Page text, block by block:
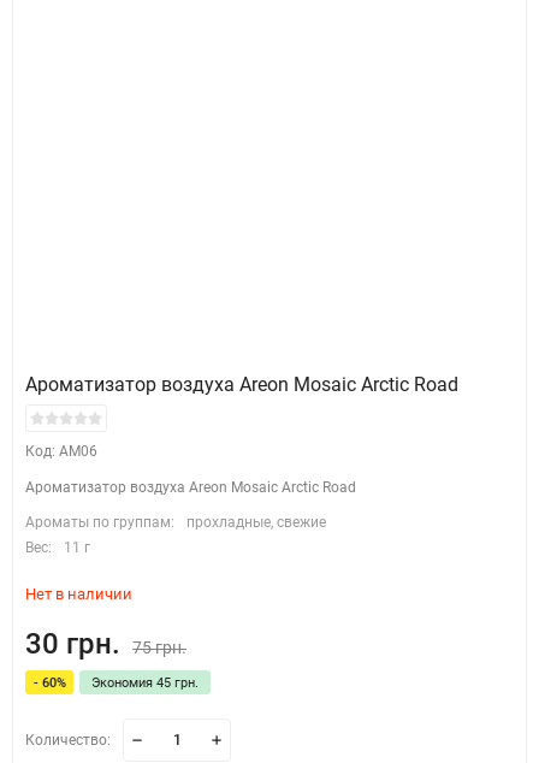
Ароматизатор воздуха Areon Mosaic Arctic Road
Код: AM06
Ароматизатор воздуха Areon Mosaic Arctic Road
Ароматы по группам:
прохладные, свежие
Вес:
11 г
Нет в наличии
30 грн. 75 грн.
- 60% Экономия 45 грн.
Количество: